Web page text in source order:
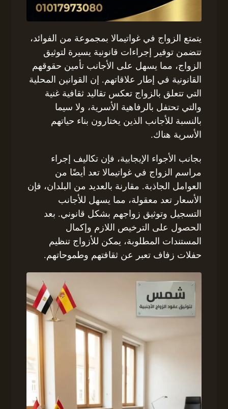
يتمتع الزواج في غواتيمالا بمجموعة من الفوائد،
تتضمن توفير إجراءات قانونية يسيرة لتوثيق
الزواج، مما يسهل على الأجانب تأمين حقوقهم
القانونية في إطار علاقاتهم. إن القوانين المحلية
التي تتعلق بالزواج تعكس تقاليد ثقافية غنية
والتي تحتفل بالرفاهية الأسرية، ولا سيما
بالنسبة للأجانب الذين يختارون بناء حياتهم
الأسرية هناك.
بجانب الأجواء الإيجابية، فإن تكاليف إجراء
مراسم الزواج في غواتيمالا تعد أيضًا من
العوامل الجاذبة. مقارنة بالعديد من البلدان، فإن
الأسعار تعد معقولة، مما يسهل للأجانب
التسجيل وتوثيق زواجهم بشكل قانوني. بعد
الحصول على الترخيص اللازم وإكمال
المستندات المطلوبة، يمكن للأزواج تنظيم
حفلات زفاف تعبر عن ثقافتهم وطموحاتهم.